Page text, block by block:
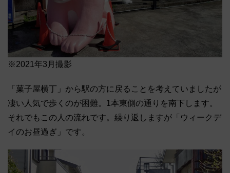
※2021年3月撮影
「菓子屋横丁」から駅の方に戻ることを考えていましたが
凄い人気で歩くのが困難。1本東側の通りを南下します。
それでもこの人の流れです。繰り返しますが「ウィークデ
イのお昼過ぎ」です。